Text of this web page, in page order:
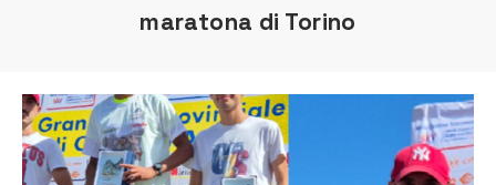
maratona di Torino